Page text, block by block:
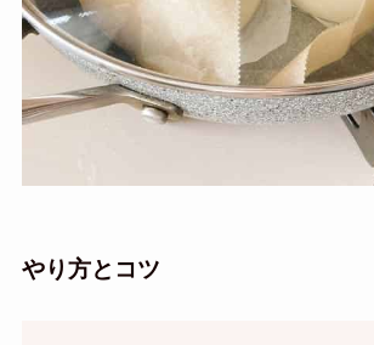
やり方とコツ